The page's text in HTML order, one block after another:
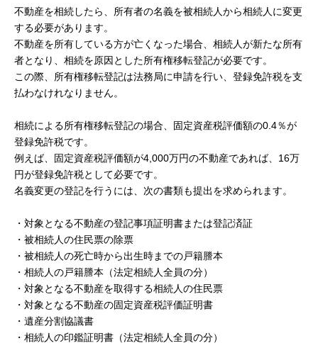
不動産を相続したら、所有者の名義を被相続人から相続人に変更
する必要があります。
不動産を所有している方が亡くなった場合、相続人が新たな所有
者となり、相続を原因とした所有権移転登記が必要です。
この際、所有権移転登記は法務局に申請を行い、登録免許税を支
払わなけれなりません。
相続による所有権移転登記の場合、固定資産税評価額の0.4％が
登録免許税です。
例えば、固定資産税評価額が4,000万円の不動産であれば、16万
円が登録免許税として必要です。
名義変更の登記を行うには、次の書類も提出を求められます。
・対象となる不動産の登記事項証明書または登記済証
・被相続人の住民票の除票
・被相続人の死亡時から出生時までの戸籍謄本
・相続人の戸籍謄本（法定相続人全員の分）
・対象となる不動産を取得する相続人の住民票
・対象となる不動産の固定資産税評価証明書
・遺産分割協議書
・相続人の印鑑証明書（法定相続人全員の分）